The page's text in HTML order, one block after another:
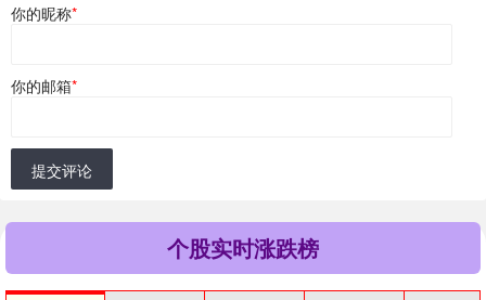
你的昵称*
你的邮箱*
提交评论
个股实时涨跌榜